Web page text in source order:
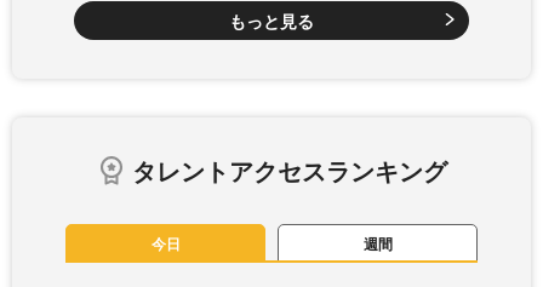
もっと見る
タレントアクセスランキング
今日 週間